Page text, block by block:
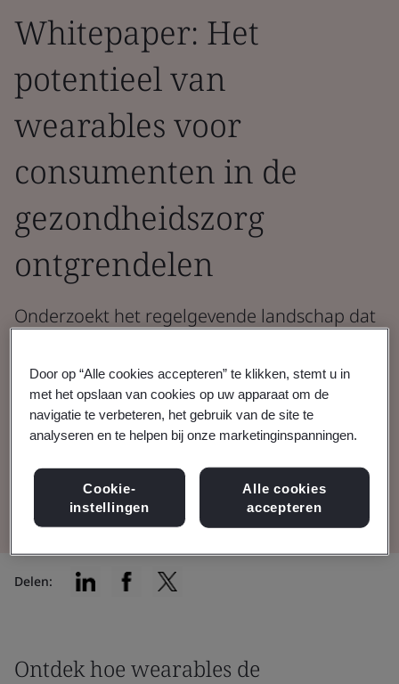
Whitepaper: Het
potentieel van
wearables voor
consumenten in de
gezondheidszorg
ontgrendelen
Onderzoekt het regelgevende landschap dat
consumenten in de gezondheidszorg
vormgeeft, met een focus op
hartgezondheid.
Lees het whitepaper
Delen:
Ontdek hoe wearables de
Door op “Alle cookies accepteren” te klikken, stemt u in
met het opslaan van cookies op uw apparaat om de
navigatie te verbeteren, het gebruik van de site te
analyseren en te helpen bij onze marketinginspanningen.
Cookie-
instellingen
Alle cookies
accepteren